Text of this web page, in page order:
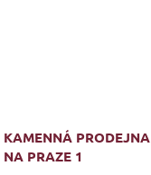
KAMENNÁ PRODEJNA
NA PRAZE 1